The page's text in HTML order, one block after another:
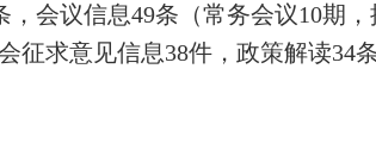
会议信息49条（常务会议10期，
征求意见信息38件，政策解读34